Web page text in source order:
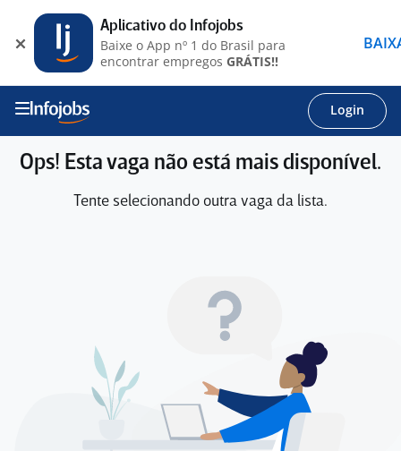
Login
Ops! Esta vaga não está mais disponível.
Tente selecionando outra vaga da lista.
Aplicativo do Infojobs
Baixe o App nº 1 do Brasil para
encontrar empregos GRÁTIS!!